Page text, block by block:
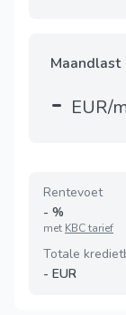
Maandlast
- EUR/
Rentevoet
- %
met KBC tarief
Totale
- EUR